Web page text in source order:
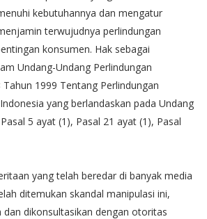
kebutuhannya dan mengatur
terwujudnya perlindungan
konsumen. Hak sebagai
Undang-Undang Perlindungan
1999 Tentang Perlindungan
yang berlandaskan pada Undang
5 ayat (1), Pasal 21 ayat (1), Pasal
yang telah beredar di banyak media
ditemukan skandal manipulasi ini,
dan dikonsultasikan dengan otoritas